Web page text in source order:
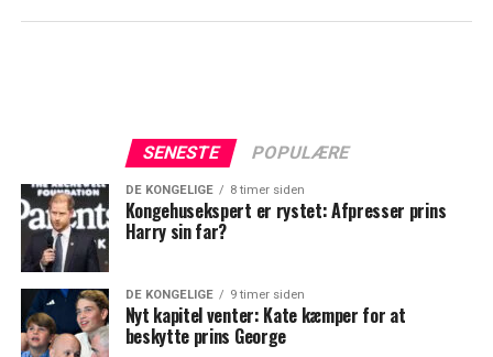
SENESTE POPULÆRE
DE KONGELIGE 8 timer siden
Kongehusekspert er rystet: Afpresser prins
Harry sin far?
DE KONGELIGE 9 timer siden
Nyt kapitel venter: Kate kæmper for at
beskytte prins George